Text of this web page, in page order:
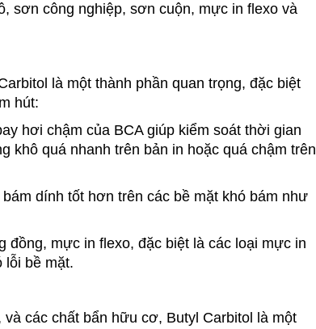
sơn công nghiệp, sơn cuộn, mực in flexo và
là một thành phần quan trọng, đặc biệt
hút:
hơi chậm của BCA giúp kiểm soát thời gian
khô quá nhanh trên bản in hoặc quá chậm trên
dính tốt hơn trên các bề mặt khó bám như
đồng, mực in flexo, đặc biệt là các loại mực in
lỗi bề mặt.
các chất bẩn hữu cơ, Butyl Carbitol là một